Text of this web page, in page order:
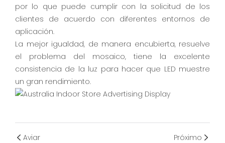
por lo que puede cumplir con la solicitud de los
clientes de acuerdo con diferentes entornos de
aplicación.
La mejor igualdad, de manera encubierta, resuelve
el problema del mosaico, tiene la excelente
consistencia de la luz para hacer que LED muestre
un gran rendimiento.
Aviar Próximo